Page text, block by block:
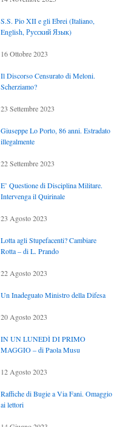
S.S. Pio XII e gli Ebrei (Italiano,
English, Русский Язык)
16 Ottobre 2023
Il Discorso Censurato di Meloni.
Scherziamo?
23 Settembre 2023
Giuseppe Lo Porto, 86 anni. Estradato
illegalmente
22 Settembre 2023
E’ Questione di Disciplina Militare.
Intervenga il Quirinale
23 Agosto 2023
Lotta agli Stupefacenti? Cambiare
Rotta – di L. Prando
22 Agosto 2023
Un Inadeguato Ministro della Difesa
20 Agosto 2023
IN UN LUNEDÌ DI PRIMO
MAGGIO – di Paola Musu
12 Agosto 2023
Raffiche di Bugie a Via Fani. Omaggio
ai lettori